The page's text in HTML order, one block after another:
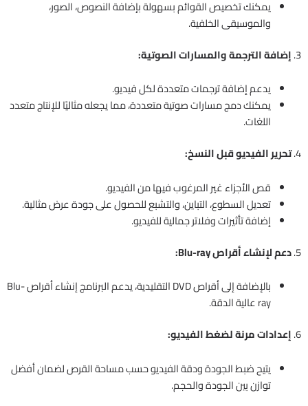
يمكنك تخصيص القوائم بسهولة بإضافة النصوص، الصور،
والموسيقى الخلفية.
3. إضافة الترجمة والمسارات الصوتية:
يدعم إضافة ترجمات متعددة لكل فيديو.
يمكنك دمج مسارات صوتية متعددة، مما يجعله مثاليًا للإنتاج متعدد
اللغات.
4. تحرير الفيديو قبل النسخ:
قص الأجزاء غير المرغوب فيها من الفيديو.
تعديل السطوع، التباين، والتشبع للحصول على جودة عرض مثالية.
إضافة تأثيرات وفلاتر جمالية للفيديو.
5. دعم لإنشاء أقراص Blu-ray:
بالإضافة إلى أقراص DVD التقليدية، يدعم البرنامج إنشاء أقراص Blu-
ray عالية الدقة.
6. إعدادات مرنة لضغط الفيديو:
يتيح ضبط الجودة ودقة الفيديو حسب مساحة القرص لضمان أفضل
توازن بين الجودة والحجم.